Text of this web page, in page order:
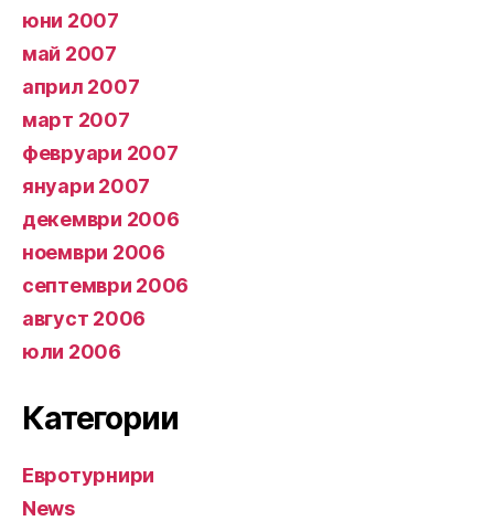
юни 2007
май 2007
април 2007
март 2007
февруари 2007
януари 2007
декември 2006
ноември 2006
септември 2006
август 2006
юли 2006
Категории
Евротурнири
News